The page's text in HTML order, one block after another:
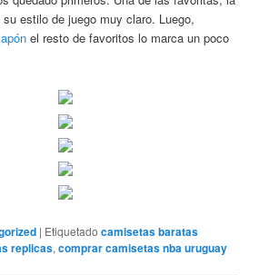
estilo de juego muy claro. Luego,
el resto de favoritos lo marca un poco
| Etiquetado camisetas baratas
replicas,comprar camisetas nba uruguay